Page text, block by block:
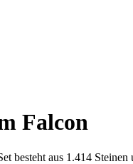
Falcon
besteht aus 1.414